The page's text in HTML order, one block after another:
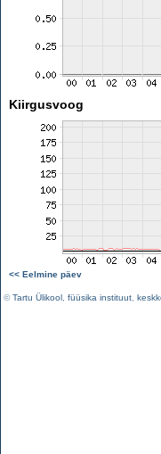
Kiirgusvoog
<< Eelmine päev
©Tartu Ülikool füüsika instituut